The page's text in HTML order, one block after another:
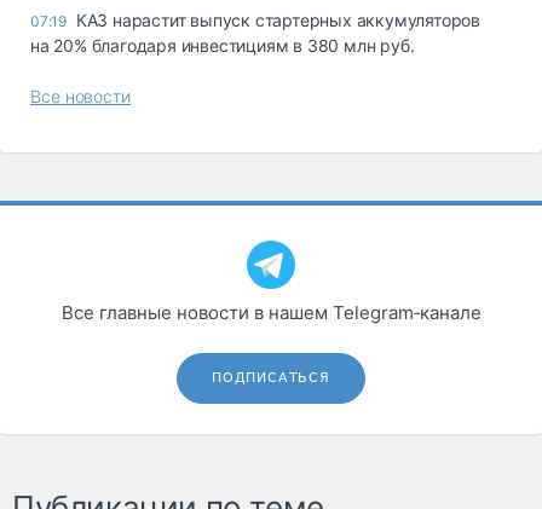
07:19 КАЗ нарастит выпуск стартерных аккумуляторов
на 20% благодаря инвестициям в 380 млн руб.
Все новости
Все главные новости в нашем Telegram‑канале
ПОДПИСАТЬСЯ